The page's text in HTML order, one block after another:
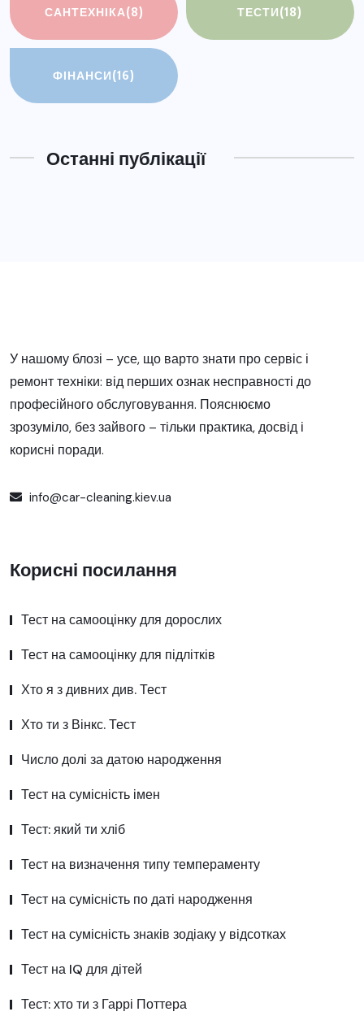
САНТЕХНІКА(8) ТЕСТИ(18)
ФІНАНСИ(16)
Останні публікації
У нашому блозі – усе, що варто знати про сервіс і
ремонт техніки: від перших ознак несправності до
професійного обслуговування. Пояснюємо
зрозуміло, без зайвого – тільки практика, досвід і
корисні поради.
info@car-cleaning.kiev.ua
Корисні посилання
Тест на самооцінку для дорослих
Тест на самооцінку для підлітків
Хто я з дивних див. Тест
Хто ти з Вінкс. Тест
Число долі за датою народження
Тест на сумісність імен
Тест: який ти хліб
Тест на визначення типу темпераменту
Тест на сумісність по даті народження
Тест на сумісність знаків зодіаку у відсотках
Тест на IQ для дітей
Тест: хто ти з Гаррі Поттера